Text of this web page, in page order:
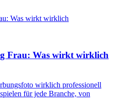
Frau: Was wirkt wirklich
wirklich professionell
für jede Branche, von